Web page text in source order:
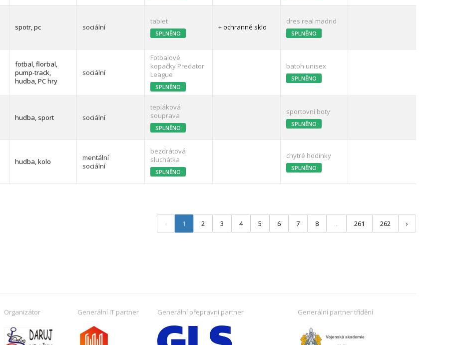
spotr, pc sociální
tablet
SPLNĚNO
+ ochranné sklo
dres real madrid
SPLNĚNO
fotbal, florbal,
pump-track,
hudba, PC hry
sociální
Fotbalové
kopačky Predator
League
SPLNĚNO
batoh unisex
SPLNĚNO
hudba, sport sociální
tepláková
souprava
SPLNĚNO
sportovní boty
SPLNĚNO
hudba, kolo
mentální
sociální
bezdrátová
sluchátka
SPLNĚNO
chytré hodinky
SPLNĚNO
‹ 1 2 3 4 5 6 7 8 ... 261 262 ›
Organizátor Generální IT partner Generální přepravní partner Generální partner třídění